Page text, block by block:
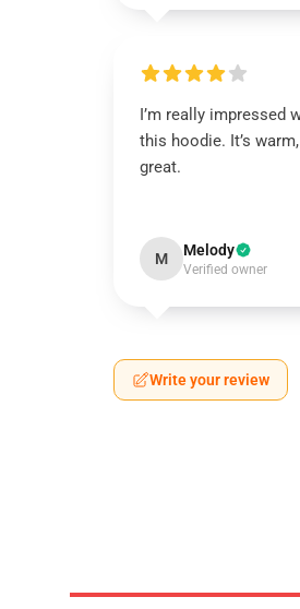
I’m really impressed
this hoodie. It’s
great.
M Melody
Verified owner
Write your review